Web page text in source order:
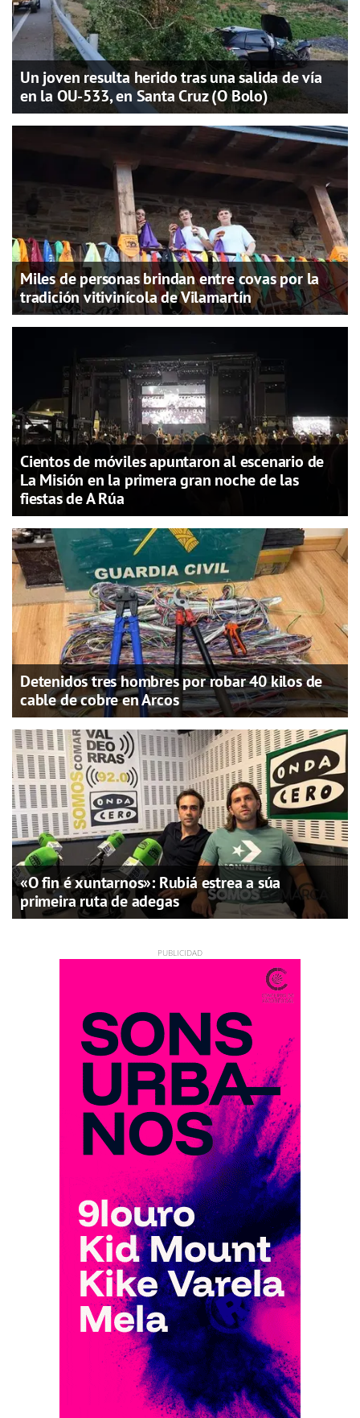
Un joven resulta herido tras una salida de vía
en la OU-533, en Santa Cruz (O Bolo)
Miles de personas brindan entre covas por la
tradición vitivinícola de Vilamartín
Cientos de móviles apuntaron al escenario de
La Misión en la primera gran noche de las
fiestas de A Rúa
Detenidos tres hombres por robar 40 kilos de
cable de cobre en Arcos
«O fin é xuntarnos»: Rubiá estrea a súa
primeira ruta de adegas